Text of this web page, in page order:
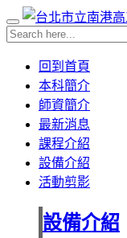
回到首頁
本科簡介
師資簡介
最新消息
課程介紹
設備介紹
活動剪影
設備介紹